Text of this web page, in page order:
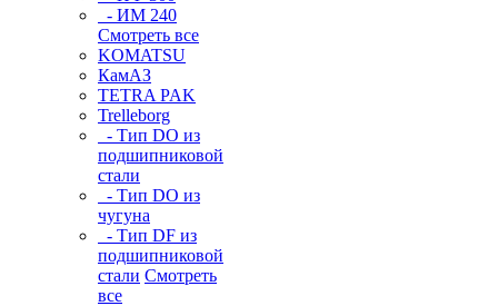
- ИМ 240
Смотреть все
KOMATSU
КамАЗ
TETRA PAK
Trelleborg
- Тип DO из
подшипниковой
стали
- Тип DO из
чугуна
- Тип DF из
подшипниковой
стали Смотреть
все